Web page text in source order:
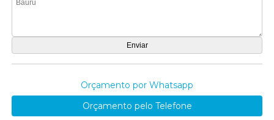
Orçamento por Whatsapp
Orçamento pelo Telefone